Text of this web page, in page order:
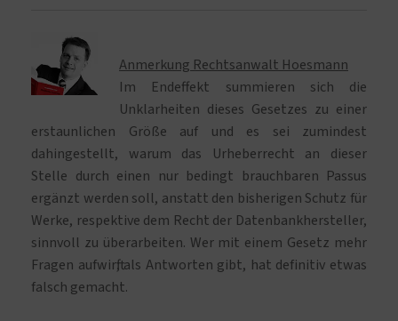
Anmerkung Rechtsanwalt Hoesmann
Im Endeffekt summieren sich die
Unklarheiten dieses Gesetzes zu einer
erstaunlichen Größe auf und es sei zumindest
dahingestellt, warum das Urheberrecht an dieser
Stelle durch einen nur bedingt brauchbaren Passus
ergänzt werden soll, anstatt den bisherigen Schutz für
Werke, respektive dem Recht der Datenbankhersteller,
sinnvoll zu überarbeiten. Wer mit einem Gesetz mehr
Fragen aufwirft, als Antworten gibt, hat definitiv etwas
falsch gemacht.